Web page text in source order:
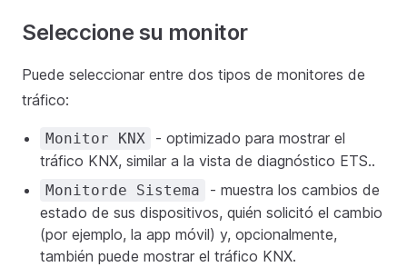
Seleccione su monitor
Puede seleccionar entre dos tipos de monitores de
tráfico:
Monitor KNX
- optimizado para mostrar el
tráfico KNX, similar a la vista de diagnóstico ETS..
Monitorde Sistema
- muestra los cambios de
estado de sus dispositivos, quién solicitó el cambio
(por ejemplo, la app móvil) y, opcionalmente,
también puede mostrar el tráfico KNX.